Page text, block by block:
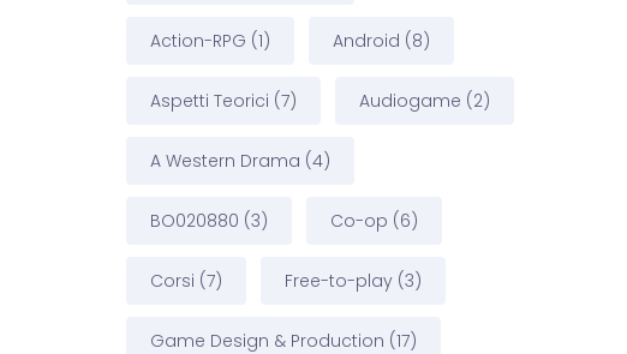
Action-RPG (1) Android (8)
Aspetti Teorici (7) Audiogame (2)
A Western Drama (4)
BO020880 (3) Co-op (6)
Corsi (7) Free-to-play (3)
Game Design & Production (17)